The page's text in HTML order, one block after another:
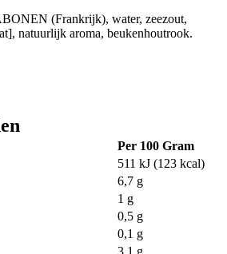
(Frankrijk), water, zeezout,
natuurlijk aroma, beukenhoutrook.
Per 100 Gram
511 kJ (123 kcal)
6,7 g
1 g
0,5 g
0,1 g